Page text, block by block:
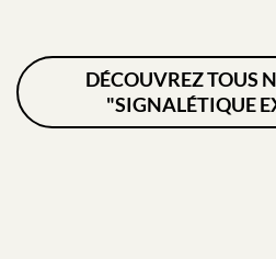
DÉCOUVREZ TOUS
"SIGNALÉTIQUE